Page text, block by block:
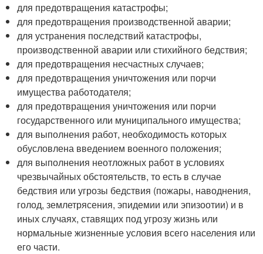
для предотвращения катастрофы;
для предотвращения производственной аварии;
для устранения последствий катастрофы,
производственной аварии или стихийного бедствия;
для предотвращения несчастных случаев;
для предотвращения уничтожения или порчи
имущества работодателя;
для предотвращения уничтожения или порчи
государственного или муниципального имущества;
для выполнения работ, необходимость которых
обусловлена введением военного положения;
для выполнения неотложных работ в условиях
чрезвычайных обстоятельств, то есть в случае
бедствия или угрозы бедствия (пожары, наводнения,
голод, землетрясения, эпидемии или эпизоотии) и в
иных случаях, ставящих под угрозу жизнь или
нормальные жизненные условия всего населения или
его части.